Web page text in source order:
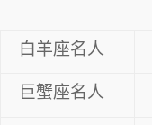
白羊座名人
巨蟹座名人